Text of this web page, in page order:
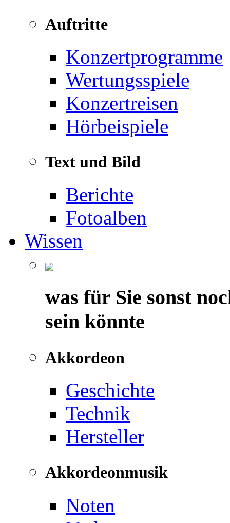
Auftritte
Konzertprogramme
Wertungsspiele
Konzertreisen
Hörbeispiele
Text und Bild
Berichte
Fotoalben
Wissen
was für Sie sonst
sein könnte
Akkordeon
Geschichte
Technik
Hersteller
Akkordeonmusik
Noten